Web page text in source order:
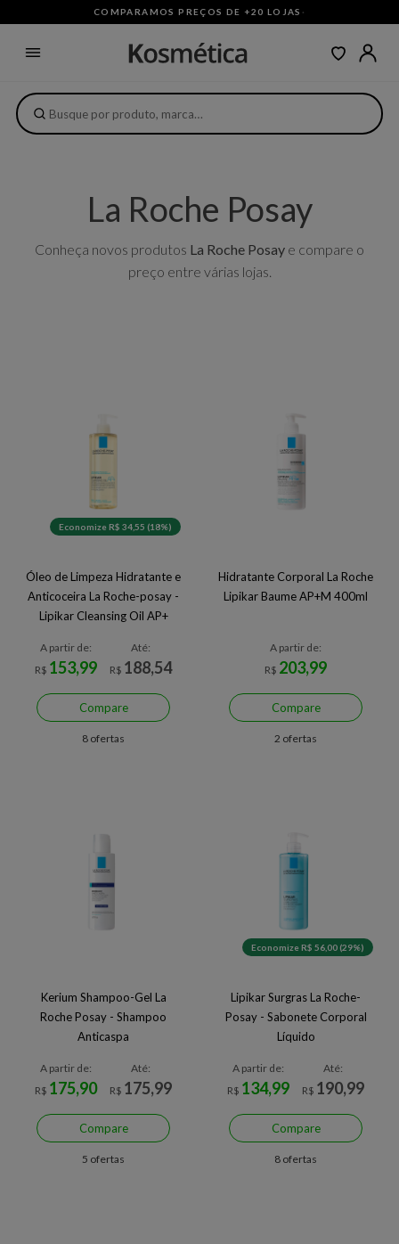
COMPARAMOS PREÇOS DE +20 LOJAS ·
La Roche Posay
Conheça novos produtos La Roche Posay e compare o
preço entre várias lojas.
Economize R$ 34,55 (18%)
Óleo de Limpeza Hidratante e
Anticoceira La Roche-posay -
Lipikar Cleansing Oil AP+
A partir de:
R$ 153,99
Até:
R$ 188,54
Compare
8 ofertas
Hidratante Corporal La Roche
Lipikar Baume AP+M 400ml
A partir de:
R$ 203,99
Compare
2 ofertas
Kerium Shampoo-Gel La
Roche Posay - Shampoo
Anticaspa
A partir de:
R$ 175,90
Até:
R$ 175,99
Compare
5 ofertas
Economize R$ 56,00 (29%)
Lipikar Surgras La Roche-
Posay - Sabonete Corporal
Líquido
A partir de:
R$ 134,99
Até:
R$ 190,99
Compare
8 ofertas